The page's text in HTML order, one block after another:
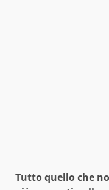
Tutto quello che